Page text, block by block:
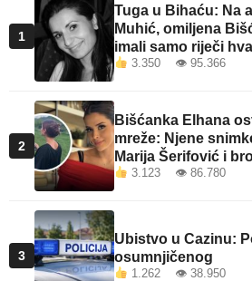
1
Tuga u Bihaću: Na
Muhić, omiljena
imali samo riječi
3.350 👁 95.366
2
Bišćanka Elhana
mreže: Njene
Marija Šerifović i
3.123 👁 86.780
3
Ubistvo u Cazinu:
osumnjičenog
1.262 👁 38.950